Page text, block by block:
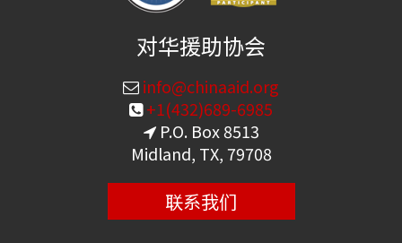
对华援助协会
info@chinaaid.org
+1(432)689-6985
P.O. Box 8513
Midland, TX, 79708
联系我们